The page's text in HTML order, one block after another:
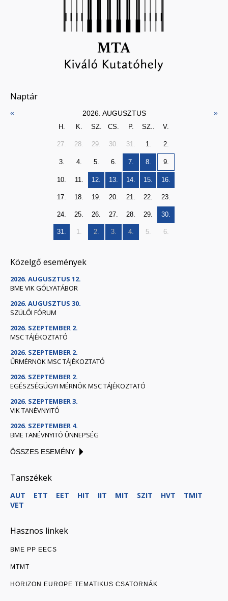
Naptár
« 2026. AUGUSZTUS »
H. K. SZ. CS. P. SZ.. V.
27. 28. 29. 30. 31. 1. 2.
3. 4. 5. 6. 7. 8. 9.
10. 11. 12. 13. 14. 15. 16.
17. 18. 19. 20. 21. 22. 23.
24. 25. 26. 27. 28. 29. 30.
31. 1. 2. 3. 4. 5. 6.
Közelgő események
2026. AUGUSZTUS 12.
BME VIK GÓLYATÁBOR
2026. AUGUSZTUS 30.
SZÜLŐI FÓRUM
2026. SZEPTEMBER 2.
MSC TÁJÉKOZTATÓ
2026. SZEPTEMBER 2.
ŰRMÉRNÖK MSC TÁJÉKOZTATÓ
2026. SZEPTEMBER 2.
EGÉSZSÉGÜGYI MÉRNÖK MSC TÁJÉKOZTATÓ
2026. SZEPTEMBER 3.
VIK TANÉVNYITÓ
2026. SZEPTEMBER 4.
BME TANÉVNYITÓ ÜNNEPSÉG
ÖSSZES ESEMÉNY
Tanszékek
AUT ETT EET HIT IIT MIT SZIT HVT
TMIT
VET
Hasznos linkek
BME PP EECS
MTMT
HORIZON EUROPE TEMATIKUS CSATORNÁK